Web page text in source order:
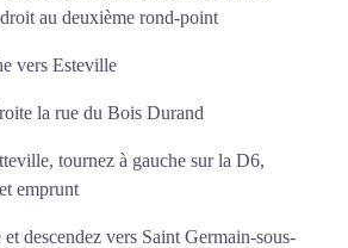
au deuxième rond-point
vers Esteville
la rue du Bois Durand
tournez à gauche sur la D6,
emprunt
descendez vers Saint Germain-sous-